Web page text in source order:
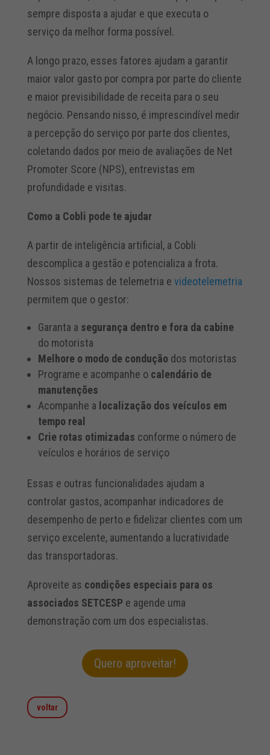
sempre disposta a ajudar e que executa o
serviço da melhor forma possível.
A longo prazo, esses fatores ajudam a garantir
maior valor gasto por compra por parte do cliente
e maior previsibilidade de receita para o seu
negócio. Pensando nisso, é imprescindível medir
a percepção do serviço por parte dos clientes,
coletando dados por meio de avaliações de Net
Promoter Score (NPS), entrevistas em
profundidade e visitas.
Como a Cobli pode te ajudar
A partir de inteligência artificial, a Cobli
descomplica a gestão e potencializa a frota.
Nossos sistemas de telemetria e videotelemetria
permitem que o gestor:
Garanta a segurança dentro e fora da cabine
do motorista
Melhore o modo de conduçãodos motoristas
Programe e acompanhe o calendário de
manutenções
Acompanhe a localização dos veículos em
tempo real
Crie rotas otimizadas conforme o número de
veículos e horários de serviço
Essas e outras funcionalidades ajudam a
controlar gastos, acompanhar indicadores de
desempenho de perto e fidelizar clientes com um
serviço excelente, aumentando a lucratividade
das transportadoras.
Aproveite as condições especiais para os
associados SETCESP e agende uma
demonstração com um dos especialistas.
Quero aproveitar!
voltar